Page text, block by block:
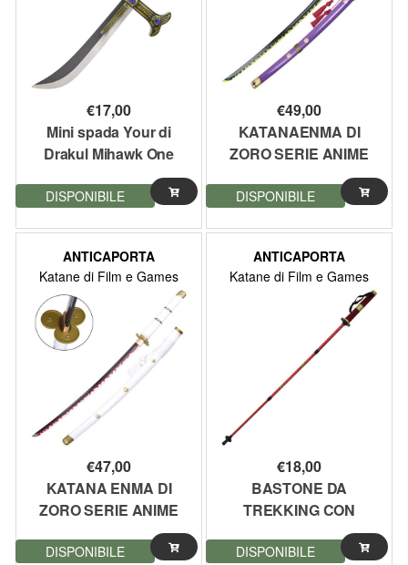
€17,00
Mini spada Your di
Drakul Mihawk One
Piece Lama acciaio 39
cm
DISPONIBILE
€49,00
KATANAENMA DI
ZORO SERIE ANIME
ORNAMENTALE FATTA
DISPONIBILE
ANTICAPORTA
Katane di Film e Games
€47,00
KATANA ENMA DI
ZORO SERIE ANIME
ORNAMENTALE FATTA
DISPONIBILE
ANTICAPORTA
Katane di Film e Games
€18,00
BASTONE DA
TREKKING CON
MANICO KATANA
ISPIRATO ALLA
DISPONIBILE